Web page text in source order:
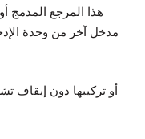
هذا المرجع المدمج
مدخل آخر من وحدة